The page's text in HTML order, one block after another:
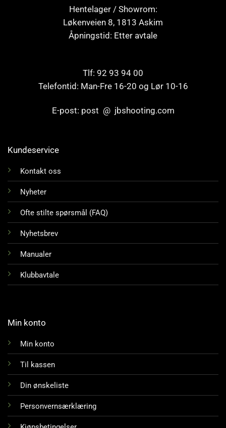
Hentelager / Showrom:
Løkenveien 8, 1813 Askim
Åpningstid: Etter avtale
Tlf: 92 93 94 00
Telefontid: Man-Fre 16-20 og Lør 10-16
E-post: post @ jbshooting.com
Kundeservice
Kontakt oss
Nyheter
Ofte stilte spørsmål (FAQ)
Nyhetsbrev
Manualer
Klubbavtale
Min konto
Min konto
Til kassen
Din ønskeliste
Personvernsærklæring